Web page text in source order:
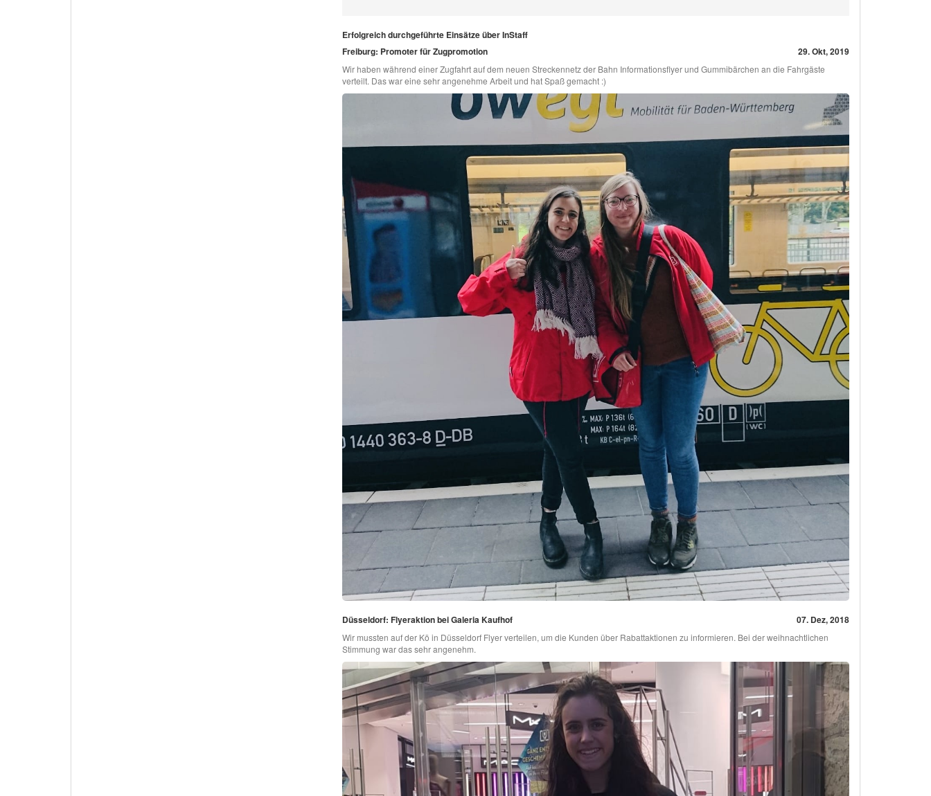
Erfolgreich durchgeführte Einsätze über InStaff
Freiburg: Promoter für Zugpromotion
29. Okt, 2019
Wir haben während einer Zugfahrt auf dem neuen Streckennetz der Bahn Informationsflyer und Gummibärchen an die Fahrgäste
verteilt. Das war eine sehr angenehme Arbeit und hat Spaß gemacht :)
Düsseldorf: Flyeraktion bei Galeria Kaufhof 07. Dez, 2018
Wir mussten auf der Kö in Düsseldorf Flyer verteilen, um die Kunden über Rabattaktionen zu informieren. Bei der weihnachtlichen
Stimmung war das sehr angenehm.